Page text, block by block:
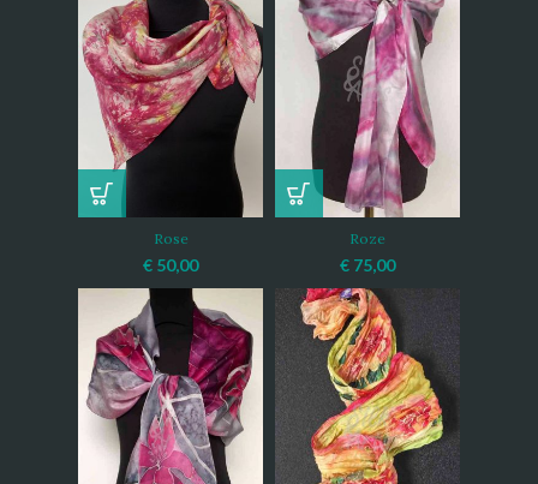
Rose
€ 50,00
Roze
€ 75,00